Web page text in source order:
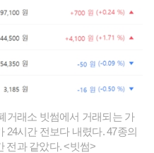
거래소 빗썸에서 거래되는 가
24시간 전보다 내렸다. 47종의
전과 같았다. <빗썸>